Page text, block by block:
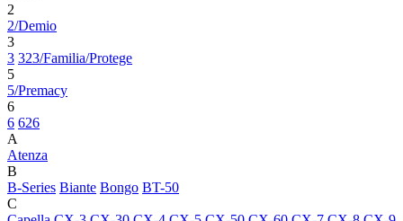
2
2/Demio
3
3 323/Familia/Protege
5
5/Premacy
6
6 626
A
Atenza
B
B-Series Biante Bongo BT-50
C